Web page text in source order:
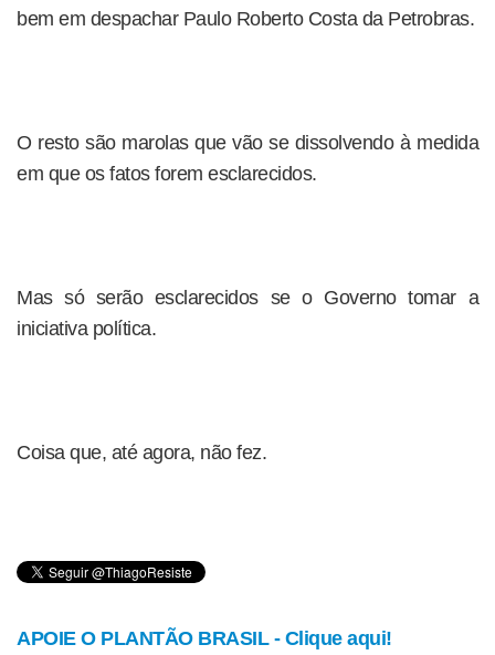
bem em despachar Paulo Roberto Costa da Petrobras.
O resto são marolas que vão se dissolvendo à medida
em que os fatos forem esclarecidos.
Mas só serão esclarecidos se o Governo tomar a
iniciativa política.
Coisa que, até agora, não fez.
APOIE O PLANTÃO BRASIL - Clique aqui!